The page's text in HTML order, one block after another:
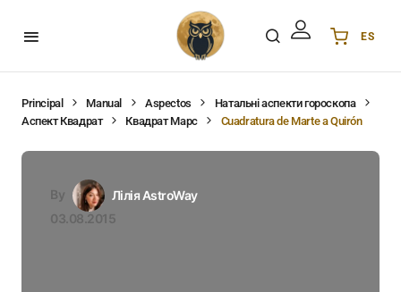
ES
DE Deutsch
PL Polski
Principal Manual Aspectos
Натальні аспекти гороскопа
Аспект Квадрат
Квадрат Марс Cuadratura de Marte a Quirón
By
Лілія AstroWay
03.08.2015